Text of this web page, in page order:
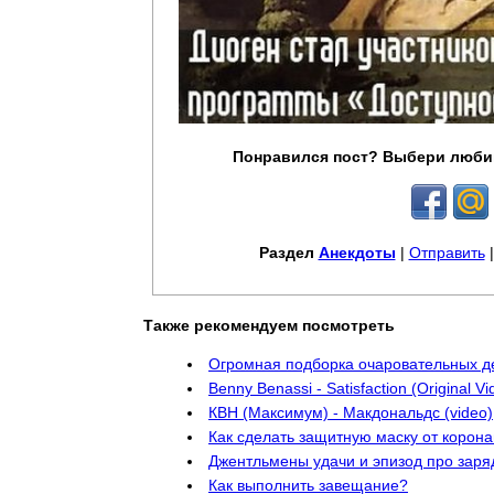
Понравился пост? Выбери
Раздел Анекдоты | Отправить
Также рекомендуем посмотреть
Огромная подборка очаровательных
Benny Benassi - Satisfaction (Original
КВН (Максимум) - Макдональдс (video)
Как сделать защитную маску от
Джентльмены удачи и эпизод про
Как выполнить завещание?